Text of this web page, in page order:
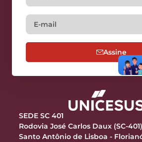
Assine
SEDE SC 401
Rodovia José Carlos Daux (SC-
Santo Antônio de Lisboa -